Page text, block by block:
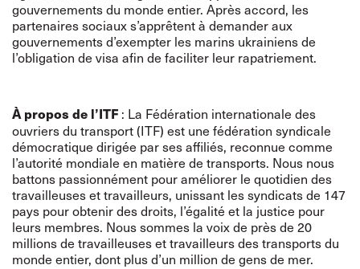
gouvernements du monde entier. Après accord, les
partenaires sociaux s’apprêtent à demander aux
gouvernements d’exempter les marins ukrainiens de
l’obligation de visa afin de faciliter leur rapatriement.
À propos de l’ITF : La Fédération internationale des
ouvriers du transport (ITF) est une fédération syndicale
démocratique dirigée par ses affiliés, reconnue comme
l’autorité mondiale en matière de transports. Nous nous
battons passionnément pour améliorer le quotidien des
travailleuses et travailleurs, unissant les syndicats de 147
pays pour obtenir des droits, l’égalité et la justice pour
leurs membres. Nous sommes la voix de près de 20
millions de travailleuses et travailleurs des transports du
monde entier, dont plus d’un million de gens de mer.